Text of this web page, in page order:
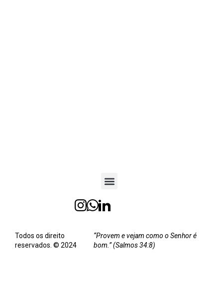
Todos os direito
reservados. © 2024
“Provem e vejam como o Senhor é
bom.” (Salmos 34:8)